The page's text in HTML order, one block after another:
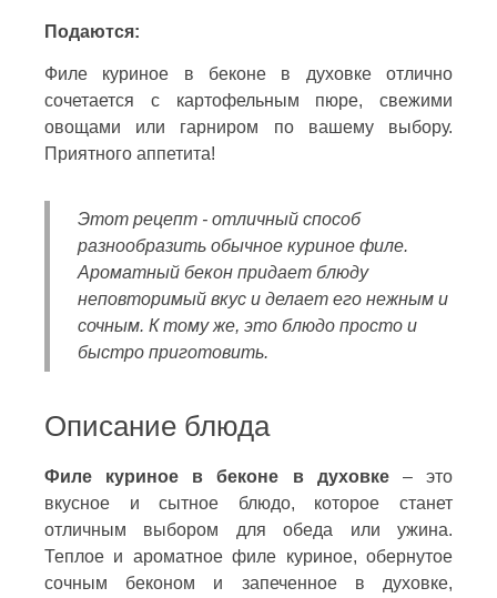
Подаются:
Филе куриное в беконе в духовке отлично
сочетается с картофельным пюре, свежими
овощами или гарниром по вашему выбору.
Приятного аппетита!
Этот рецепт - отличный способ
разнообразить обычное куриное филе.
Ароматный бекон придает блюду
неповторимый вкус и делает его нежным и
сочным. К тому же, это блюдо просто и
быстро приготовить.
Описание блюда
Филе куриное в беконе в духовке– это
вкусное и сытное блюдо, которое станет
отличным выбором для обеда или ужина.
Теплое и ароматное филе куриное, обернутое
сочным беконом и запеченное в духовке,